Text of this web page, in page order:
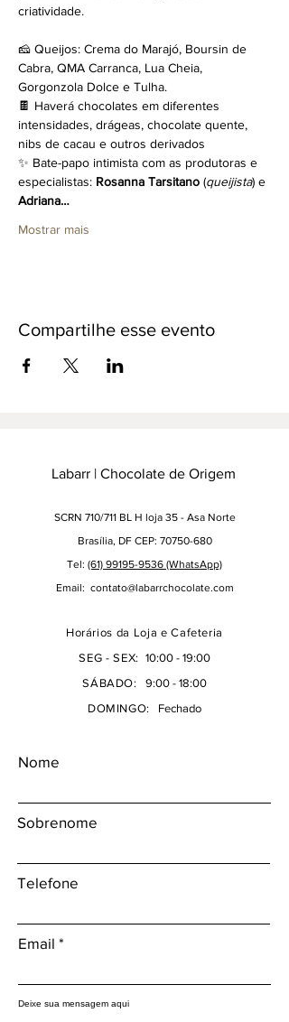
criatividade.
🧀 Queijos: Crema do Marajó, Boursin de
Cabra, QMA Carranca, Lua Cheia,
Gorgonzola Dolce e Tulha.
🍫 Haverá chocolates em diferentes
intensidades, drágeas, chocolate quente,
nibs de cacau e outros derivados
✨ Bate-papo intimista com as produtoras e
especialistas: Rosanna Tarsitano (queijista) e
Adriana…
Mostrar mais
Compartilhe esse evento
Labarr | Chocolate de Origem
SCRN 710/711 BL H loja 35 - Asa Norte
Brasília, DF CEP: 70750-680
Tel: (61) 99195-9536 (WhatsApp)
Email: contato@labarrchocolate.com
Horários da Loja e Cafeteria
SEG - SEX: 10:00 - 19:00
SÁBADO: 9:00 - 18:00
DOMINGO: Fechado
Nome
Sobrenome
Telefone
Email
Deixe sua mensagem aqui